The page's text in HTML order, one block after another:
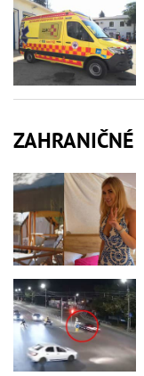
ZAHRANIČNÉ